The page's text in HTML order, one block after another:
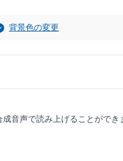
背景色の変更
音声で読み上げることができ